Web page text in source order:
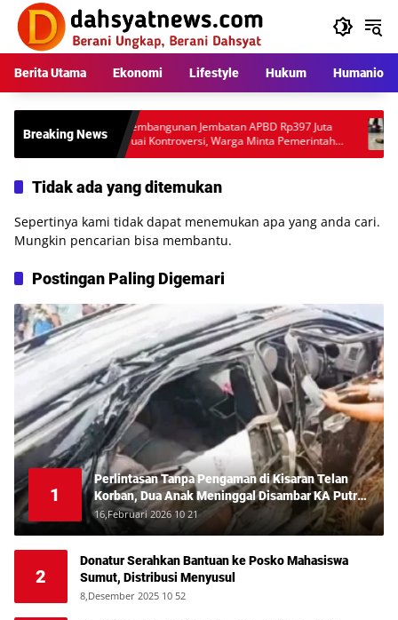
Langsung
konten
Berita Utama Ekonomi Lifestyle Hukum Humaniora
Breaking NewsPembangunan Jembatan APBD Rp397 Juta
Tuai Kontroversi, Warga Minta Pemerintah
Audit Teknis Proyek
Tidak ada yang ditemukan
Sepertinya kami tidak dapat menemukan apa yang anda cari.
Mungkin pencarian bisa membantu.
Postingan Paling Digemari
1
Perlintasan Tanpa Pengaman di Kisaran Telan
Korban, Dua Anak Meninggal Disambar KA Putri
Deli
16,Februari 2026 10 21
2
Donatur Serahkan Bantuan ke Posko Mahasiswa
Sumut, Distribusi Menyusul
8,Desember 2025 10 52